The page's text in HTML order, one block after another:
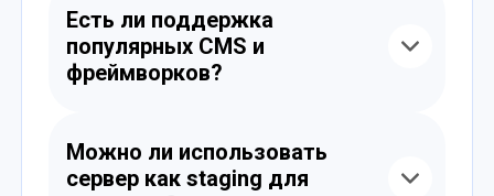
сайты и окружения с помощью Docker,
VHost, панелей управления или вручную.
Есть ли поддержка
популярных CMS и
фреймворков?
WordPress, Bitrix, Laravel, Symfony, Django, и
другими популярными решениями.
Можно ли использовать
сервер как staging для